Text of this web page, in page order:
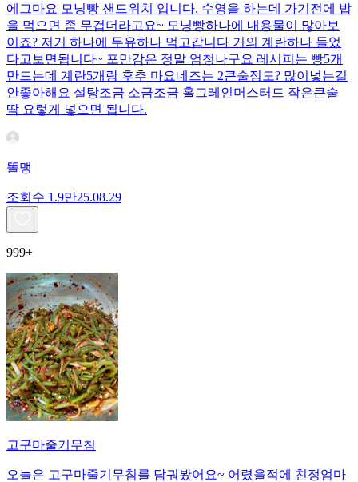
에그마요 모닝빵 샌드위치 입니다. 수영을 하는데 가기전에 밥
을 먹으면 좀 무겁더라고요~ 모닝빵하나에 내용물이 많아보
이죠? 저거 하나에 두유하나 먹고갑니다 거의 계란하나 들었
다고보면됩니다~ 포만감은 정말 엄청나구요 레시피는 빵5개
만드는데 계란5개랑 후추 마요네즈는 2큰술정도? 많이넣는걸
안좋아해요 설탕조금 소금조금 홀그레인머스터드 작은큰술
딱 요렇게 넣으면 됩니다.
똘맹
조회수 1.9만25.08.29
999+
고구마줄기무침
오늘은 고구마줄기무침를 담궈봤어요~ 어렸을적에 친정엄마